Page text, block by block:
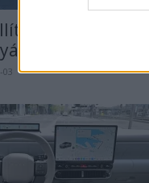
amit két éve
imádott
03